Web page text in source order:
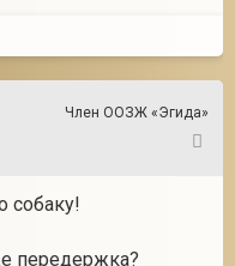
Член ООЗЖ «Эгида»
собаку!
передержка?